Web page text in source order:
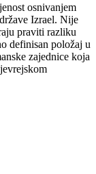
osnivanjem
Izrael. Nije
praviti razliku
definisan položaj u
zajednice koja